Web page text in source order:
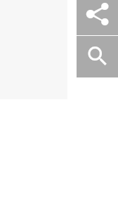

